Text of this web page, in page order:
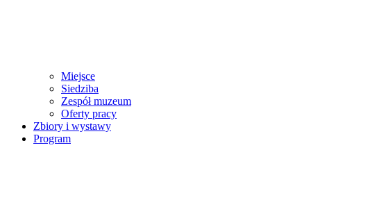
Miejsce
Siedziba
Zespół muzeum
Oferty pracy
Zbiory i wystawy
Program